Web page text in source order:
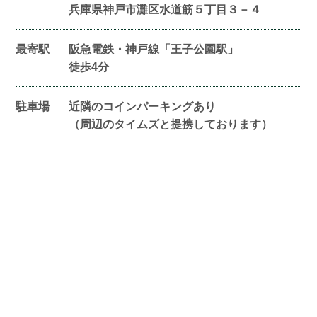
兵庫県神戸市灘区水道筋５丁目３－４
最寄駅
阪急電鉄・神戸線「王子公園駅」
徒歩4分
駐車場
近隣のコインパーキングあり
（周辺のタイムズと提携しております）